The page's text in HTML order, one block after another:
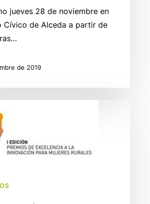
jueves 28 de noviembre en
Cívico de Alceda a partir de
de 2019